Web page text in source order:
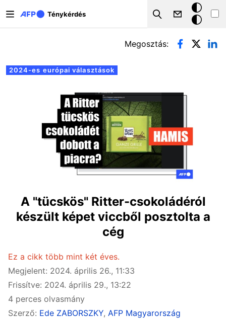
Ténykérdés
Search
Sötét
mód
Elsődleges fülek
2024-es európai választások
Megosztás:
A "tücskös" Ritter-csokoládéról
készült képet viccből posztolta a
cég
Ez a cikk több mint két éves.
Megjelent: 2024. április 26., 11:33
Frissítve: 2024. április 29., 13:22
4 perces olvasmány
Szerző: Ede ZABORSZKY, AFP Magyarország